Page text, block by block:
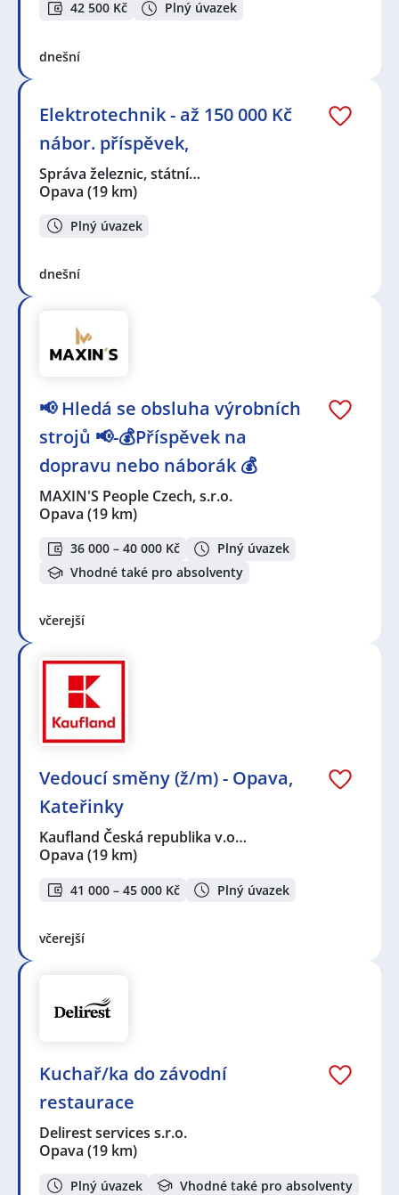
42 500 Kč Plný úvazek
dnešní
Elektrotechnik - až 150 000 Kč
nábor. příspěvek,
Správa železnic, státní…
Opava (19 km)
Plný úvazek
dnešní
📢 Hledá se obsluha výrobních
strojů 📢-💰Příspěvek na
dopravu nebo náborák 💰
MAXIN'S People Czech, s.r.o.
Opava (19 km)
36 000 – 40 000 Kč
Plný úvazek
Vhodné také pro absolventy
včerejší
Vedoucí směny (ž/m) - Opava,
Kateřinky
Kaufland Česká republika v.o…
Opava (19 km)
41 000 – 45 000 Kč Plný úvazek
včerejší
Kuchař/ka do závodní
restaurace
Delirest services s.r.o.
Opava (19 km)
Plný úvazek
Vhodné také pro absolventy